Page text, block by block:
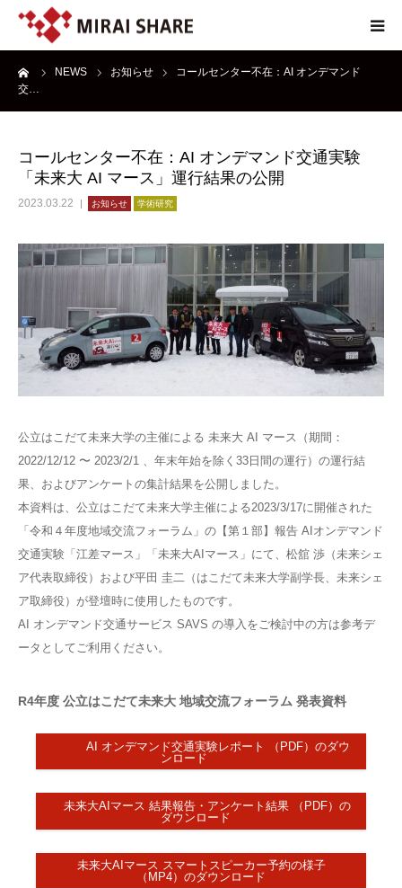
NEWS お知らせ
コールセンター不在：AI オンデマンド
交…
コールセンター不在：AI オンデマンド交通実験
「未来大 AI マース」運行結果の公開
2023.03.22 お知らせ 学術研究
公立はこだて未来大学の主催による 未来大 AI マース（期間：
2022/12/12 〜 2023/2/1 、年末年始を除く33日間の運行）の運行結
果、およびアンケートの集計結果を公開しました。
本資料は、公立はこだて未来大学主催による2023/3/17に開催された
「令和４年度地域交流フォーラム」の【第１部】報告 AIオンデマンド
交通実験「江差マース」「未来大AIマース」にて、松舘 渉（未来シェ
ア代表取締役）および平田 圭二（はこだて未来大学副学長、未来シェ
ア取締役）が登壇時に使用したものです。
AI オンデマンド交通サービス SAVS の導入をご検討中の方は参考デ
ータとしてご利用ください。
R4年度 公立はこだて未来大 地域交流フォーラム 発表資料
AI オンデマンド交通実験レポート （PDF）のダウ
ンロード
未来大AIマース 結果報告・アンケート結果 （PDF）の
ダウンロード
未来大AIマース スマートスピーカー予約の様子
（MP4）のダウンロード
NEWS
SERVICE